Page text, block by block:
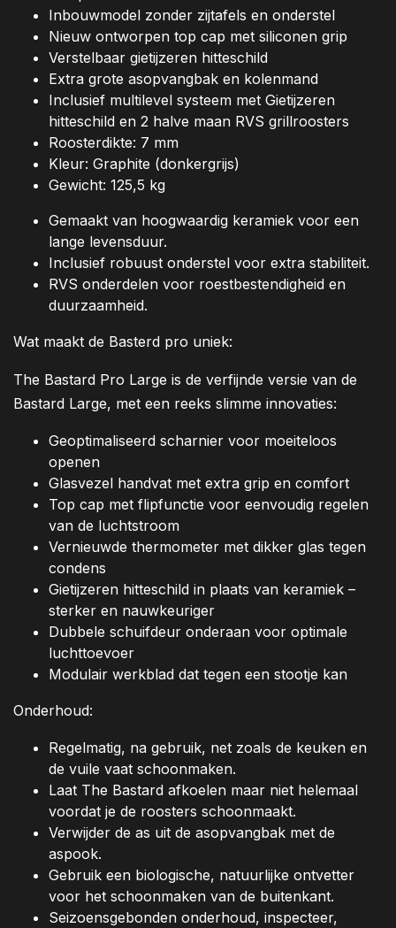
Inbouwmodel zonder zijtafels en onderstel
Nieuw ontworpen top cap met siliconen grip
Verstelbaar gietijzeren hitteschild
Extra grote asopvangbak en kolenmand
Inclusief multilevel systeem met Gietijzeren
hitteschild en 2 halve maan RVS grillroosters
Roosterdikte: 7 mm
Kleur: Graphite (donkergrijs)
Gewicht: 125,5 kg
Gemaakt van hoogwaardig keramiek voor een
lange levensduur.
Inclusief robuust onderstel voor extra stabiliteit.
RVS onderdelen voor roestbestendigheid en
duurzaamheid.
Wat maakt de Basterd pro uniek:
The Bastard Pro Large is de verfijnde versie van de
Bastard Large, met een reeks slimme innovaties:
Geoptimaliseerd scharnier voor moeiteloos
openen
Glasvezel handvat met extra grip en comfort
Top cap met flipfunctie voor eenvoudig regelen
van de luchtstroom
Vernieuwde thermometer met dikker glas tegen
condens
Gietijzeren hitteschild in plaats van keramiek –
sterker en nauwkeuriger
Dubbele schuifdeur onderaan voor optimale
luchttoevoer
Modulair werkblad dat tegen een stootje kan
Onderhoud:
Regelmatig, na gebruik, net zoals de keuken en
de vuile vaat schoonmaken.
Laat The Bastard afkoelen maar niet helemaal
voordat je de roosters schoonmaakt.
Verwijder de as uit de asopvangbak met de
aspook.
Gebruik een biologische, natuurlijke ontvetter
voor het schoonmaken van de buitenkant.
Seizoensgebonden onderhoud, inspecteer,